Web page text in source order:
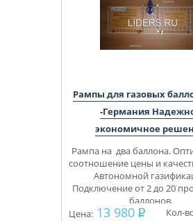
Рампы для газовых
-Германия
экономичное
Рампа на два баллона.
соотношение цены и
Автономной
Подключение от 2 до 20
баллонов.
30-42 mbar
Цена: 13 980
Кол-